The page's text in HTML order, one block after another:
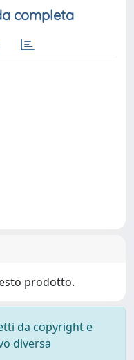
completa
prodotto.
da copyright e
diversa